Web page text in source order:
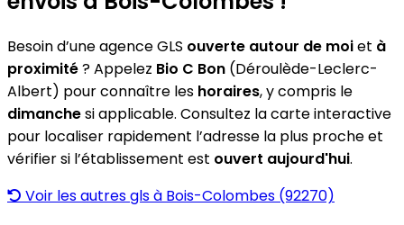
Besoin d’une agence GLS ouverte autour de moiet à
proximité? Appelez Bio C Bon (Déroulède-Leclerc-
Albert) pour connaître les horaires, y compris le
dimanchesi applicable. Consultez la carte interactive
pour localiser rapidement l’adresse la plus proche et
vérifier si l’établissement est ouvert aujourd'hui.
Voir les autres gls à Bois-Colombes (92270)